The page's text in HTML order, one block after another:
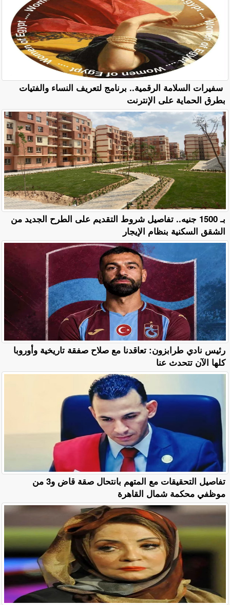
سفيرات السلامة الرقمية.. برنامج لتعريف النساء والفتيات
بطرق الحماية على الإنترنت
بـ 1500 جنيه.. تفاصيل شروط التقديم على الطرح الجديد من
الشقق السكنية بنظام الإيجار
رئيس نادي طرابزون: تعاقدنا مع صلاح صفقة تاريخية وأوروبا
كلها الآن تتحدث عنا
تفاصيل التحقيقات مع المتهم بانتحال صقة قاض و3 من
موظفي محكمة شمال القاهرة